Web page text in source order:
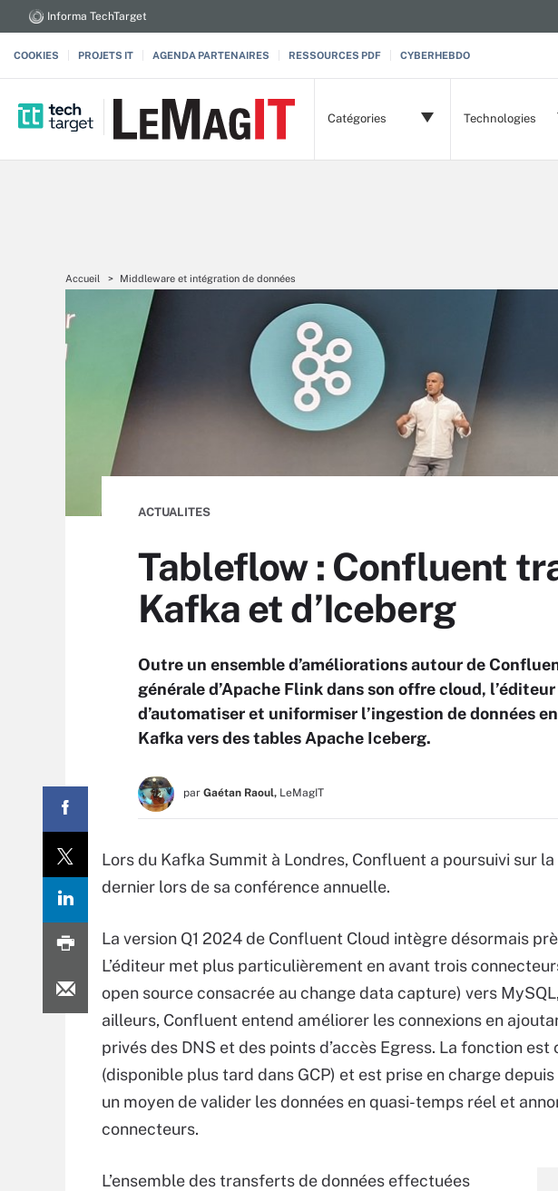
Informa TechTarget
COOKIES PROJETS IT AGENDA PARTENAIRES RESSOURCES PDF CYBERHEBDO
Catégories Technologies
Accueil Middleware et intégration de données
ACTUALITES
Tableflow : Confluent
Kafka et d’Iceberg
Outre un ensemble d’améliorations autour de
générale d’Apache Flink dans son offre cloud,
d’automatiser et uniformiser l’ingestion de données
Kafka vers des tables Apache Iceberg.
par Gaétan Raoul, LeMagIT
Lors du Kafka Summit à Londres, Confluent a poursuivi sur
dernier lors de sa conférence annuelle.
La version Q1 2024 de Confluent Cloud intègre désormais
L’éditeur met plus particulièrement en avant trois
open source consacrée au change data capture) vers
ailleurs, Confluent entend améliorer les connexions en
privés des DNS et des points d’accès Egress. La fonction
(disponible plus tard dans GCP) et est prise en charge depuis
un moyen de valider les données en quasi-temps réel et
connecteurs.
L’ensemble des transferts de données effectuées